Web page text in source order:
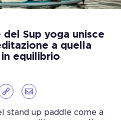
Sup yoga unisce
a quella
equilibrio
stand up paddle come a